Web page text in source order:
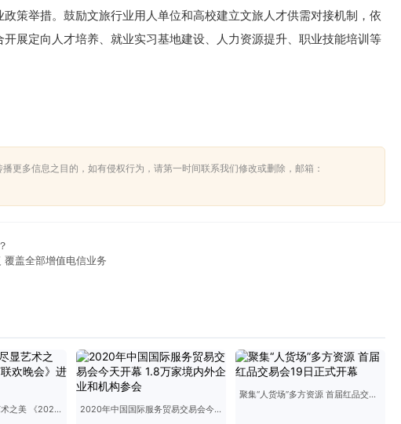
策举措。鼓励文旅行业用人单位和高校建立文旅人才供需对接机制，依
展定向人才培养、就业实习基地建设、人力资源提升、职业技能培训等
更多信息之目的，如有侵权行为，请第一时间联系我们修改或删除，邮箱：
覆盖全部增值电信业务
注重科技融合 尽显艺术之美 《2022年春节联欢晚会》进行第四次彩排 2020年中国国际服务贸易交易会今天开幕 1.8万家境内外企业和机构参会
聚集“人货场”多方资源 首届红品交易会19日正式开幕